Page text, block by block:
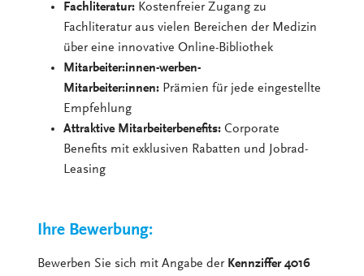
Fachliteratur: Kostenfreier Zugang zu
Fachliteratur aus vielen Bereichen der Medizin
über eine innovative Online-Bibliothek
Mitarbeiter:innen-werben-
Mitarbeiter:innen: Prämien für jede eingestellte
Empfehlung
Attraktive Mitarbeiterbenefits: Corporate
Benefits mit exklusiven Rabatten und Jobrad-
Leasing
Ihre Bewerbung:
Bewerben Sie sich mit Angabe der Kennziffer 4016